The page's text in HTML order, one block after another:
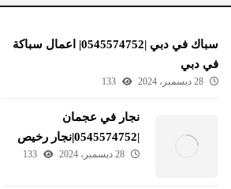
سباك في دبي |0545574752| اعمال سباكة
في دبي
28 ديسمبر، 2024 133
نجار في عجمان
|0545574752|نجار رخيص
في عجمان
28 ديسمبر، 2024 133